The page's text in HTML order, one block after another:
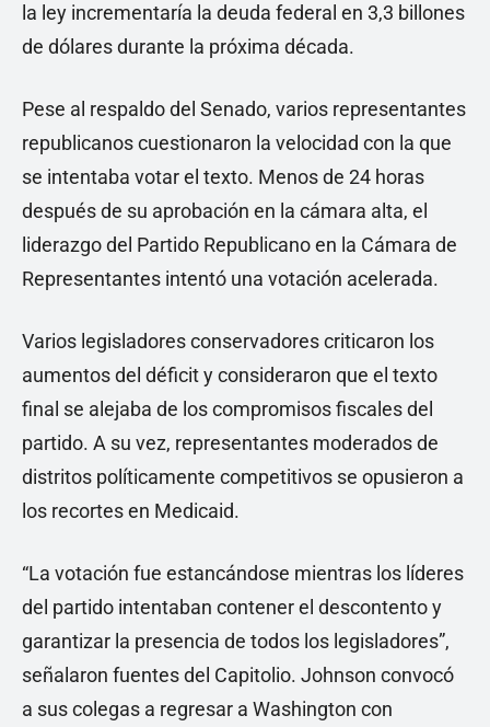
la ley incrementaría la deuda federal en 3,3 billones
de dólares durante la próxima década.
Pese al respaldo del Senado, varios representantes
republicanos cuestionaron la velocidad con la que
se intentaba votar el texto. Menos de 24 horas
después de su aprobación en la cámara alta, el
liderazgo del Partido Republicano en la Cámara de
Representantes intentó una votación acelerada.
Varios legisladores conservadores criticaron los
aumentos del déficit y consideraron que el texto
final se alejaba de los compromisos fiscales del
partido. A su vez, representantes moderados de
distritos políticamente competitivos se opusieron a
los recortes en Medicaid.
“La votación fue estancándose mientras los líderes
del partido intentaban contener el descontento y
garantizar la presencia de todos los legisladores”,
señalaron fuentes del Capitolio. Johnson convocó
a sus colegas a regresar a Washington con